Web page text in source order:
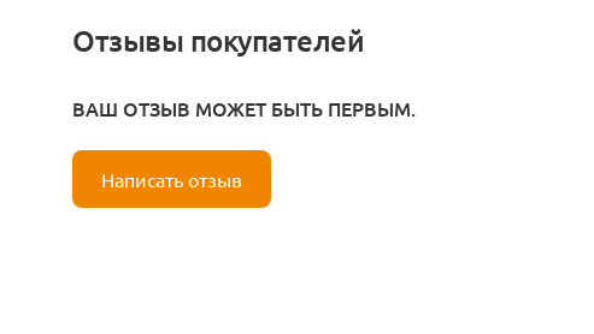
Отзывы покупателей
ВАШ ОТЗЫВ МОЖЕТ БЫТЬ ПЕРВЫМ.
Написать отзыв